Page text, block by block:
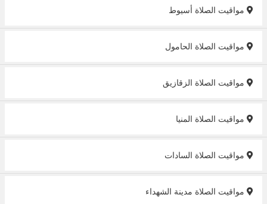
مواقيت الصلاة أسيوط
مواقيت الصلاة الحامول
مواقيت الصلاة الزقازيق
مواقيت الصلاة المنيا
مواقيت الصلاة السادات
مواقيت الصلاة مدينة الشهداء